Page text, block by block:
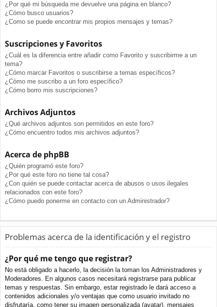
¿Por qué mi búsqueda me devuelve una página en blanco?
¿Cómo busco usuarios?
¿Como se puede encontrar mis propios mensajes y temas?
Suscripciones y Favoritos
¿Cuál es la diferencia entre añadir como Favorito y suscribirme a un
tema?
¿Cómo marcar Favoritos o suscribirse a temas específicos?
¿Cómo me suscribo a un foro específico?
¿Cómo borro mis suscripciones?
Archivos Adjuntos
¿Qué archivos adjuntos son permitidos en este foro?
¿Cómo encuentro todos mis archivos adjuntos?
Acerca de phpBB
¿Quién programó este foro?
¿Por qué este foro no tiene tal cosa?
¿Con quién se puede contactar acerca de abusos o usos ilegales
relacionados con este foro?
¿Cómo puedo ponerme en contacto con un Administrador?
Problemas acerca de la identificación y el registro
¿Por qué me tengo que registrar?
No está obligado a hacerlo, la decisión la toman los Administradores y
Moderadores. En algunos casos necesitará registrarse para publicar
temas y respuestas. Sin embargo, estar registrado le dará acceso a
contenidos adicionales y/o ventajas que como usuario invitado no
disfrutaría, como tener su imagen personalizada (avatar), mensajes